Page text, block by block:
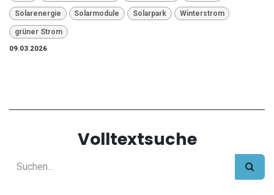
Solarenergie Solarmodule Solarpark Winterstrom
grüner Strom
09.03.2026
Volltextsuche